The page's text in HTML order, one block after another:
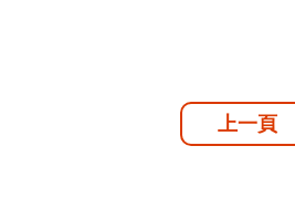
上一頁